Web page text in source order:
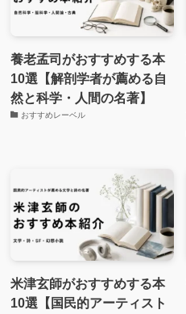
養老孟司がおすすめする本
10選【解剖学者が薦める自
然と科学・人間の名著】
おすすめレーベル
米津玄師がおすすめする本
10選【国民的アーティスト